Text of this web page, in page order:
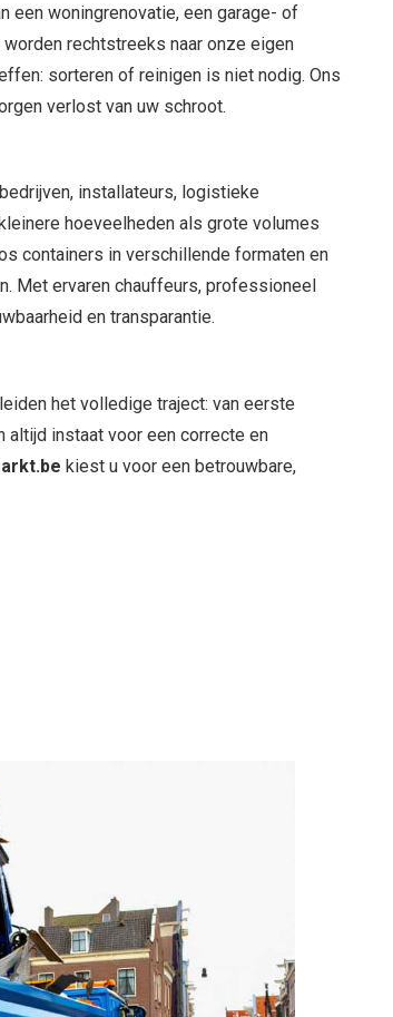
een woningrenovatie, een garage- of
rechtstreeks naar onze eigen
sorteren of reinigen is niet nodig. Ons
verlost van uw schroot.
installateurs, logistieke
hoeveelheden als grote volumes
containers in verschillende formaten en
Met ervaren chauffeurs, professioneel
en transparantie.
het volledige traject: van eerste
altijd instaat voor een correcte en
kiest u voor een betrouwbare,